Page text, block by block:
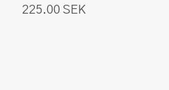
225.00 SEK